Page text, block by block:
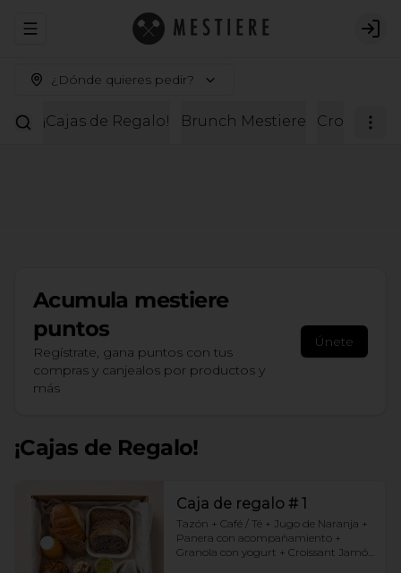
Abrir menu de navegación
¿Dónde quieres pedir?
¡Cajas de Regalo! Brunch Mestiere
Acumula mestiere
puntos
Regístrate, gana puntos con tus
compras y canjealos por productos y
más
Únete
¡Cajas de Regalo!
Caja de regalo # 1
Tazón + Café / Té + Jugo de Naranja +
Panera con acompañamiento +
Granola con yogurt + Croissant Jamón